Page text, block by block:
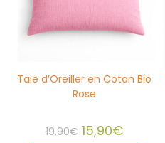
Taie d’Oreiller en Coton Bio
Rose
19,90€ 15,90€